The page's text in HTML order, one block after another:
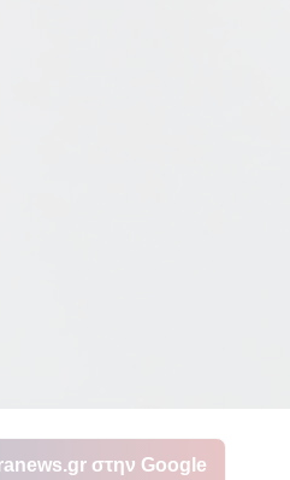
στην Google